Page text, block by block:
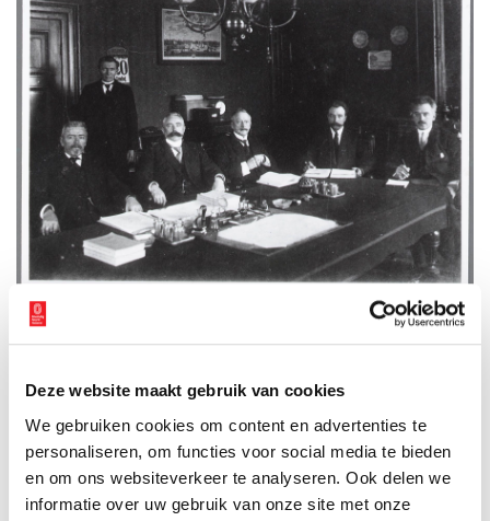
Deze website maakt gebruik van cookies
We gebruiken cookies om content en advertenties te
personaliseren, om functies voor social media te bieden
en om ons websiteverkeer te analyseren. Ook delen we
informatie over uw gebruik van onze site met onze
Het gemeentebestuur van Zaandam in het gemeentehuis, 1937. Tweede van links
zittend is burgemeester Kornelis ter Laan. Collectie
Gemeentearchief Zaanstad.
Dat Ter Laan de eerste socialistische burgemeester van
Nederland was, is een hardnekkig misverstand. Die eer viel te
beurt aan Dirk van Eck (1867-1948), die in 1899 werd benoemd
tot burgemeester van de Zuid-Hollandse gemeente
Mijnsheerenland en Westmaas. Van Eck was op dat moment nog